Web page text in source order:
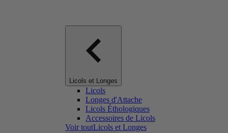
Licols et Longes
Licols
Longes d'Attache
Licols Éthologiques
Accessoires de Licols
Voir toutLicols et Longes